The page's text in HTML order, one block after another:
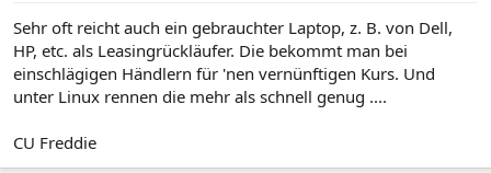
Sehr oft reicht auch ein gebrauchter Laptop, z. B. von Dell,
HP, etc. als Leasingrückläufer. Die bekommt man bei
einschlägigen Händlern für 'nen vernünftigen Kurs. Und
unter Linux rennen die mehr als schnell genug ....
CU Freddie